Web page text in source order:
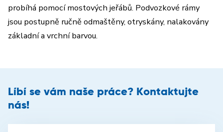
probíhá pomocí mostových jeřábů. Podvozkové rámy
jsou postupně ručně odmaštěny, otryskány, nalakovány
základní a vrchní barvou.
Líbí se vám naše práce? Kontaktujte
nás!